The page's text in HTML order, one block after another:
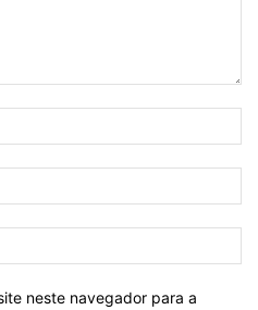
neste navegador para a